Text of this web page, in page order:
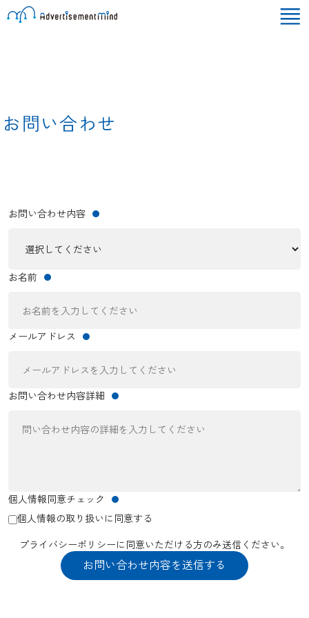
お問い合わせ
お問い合わせ内容
お名前
メールアドレス
お問い合わせ内容詳細
個人情報同意チェック
個人情報の取り扱いに同意する
プライバシーポリシーに同意いただける方のみ送信ください。
お問い合わせ内容を送信する